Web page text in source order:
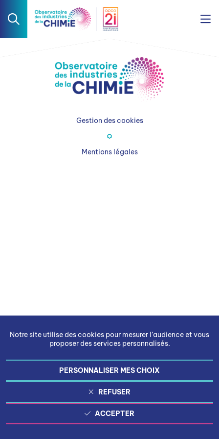
Notre site utilise des cookies pour mesurer l’audience et vous
proposer des services personnalisés.
PERSONNALISER MES CHOIX
REFUSER
ACCEPTER
Gestion des cookies
Mentions légales